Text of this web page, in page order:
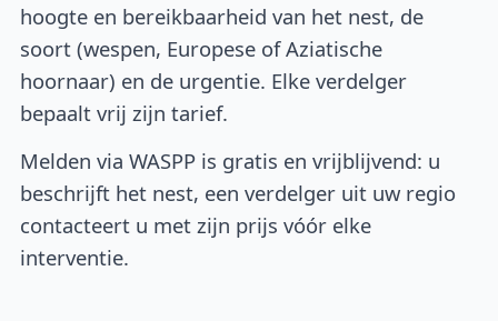
hoogte en bereikbaarheid van het nest, de
soort (wespen, Europese of Aziatische
hoornaar) en de urgentie. Elke verdelger
bepaalt vrij zijn tarief.
Melden via WASPP is gratis en vrijblijvend: u
beschrijft het nest, een verdelger uit uw regio
contacteert u met zijn prijs vóór elke
interventie.